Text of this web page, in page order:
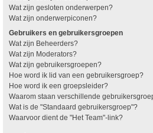
Wat zijn gesloten onderwerpen?
Wat zijn onderwerpiconen?
Gebruikers en gebruikersgroepen
Wat zijn Beheerders?
Wat zijn Moderators?
Wat zijn gebruikersgroepen?
Hoe word ik lid van een gebruikersgroep?
Hoe word ik een groepsleider?
Waarom staan verschillende
Wat is de "Standaard gebruikersgroep"?
Waarvoor dient de "Het Team"-link?